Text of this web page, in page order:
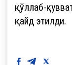
қўллаб-
қайд этилди.